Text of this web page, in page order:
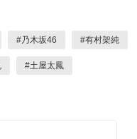
#乃木坂46 #有村架純
#土屋太鳳